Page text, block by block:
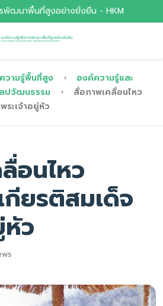
พัฒนาพื้นที่สูงอย่างยั่งยืน - HKM
วามรู้พื้นที่สูง
องค์ความรู้และ
ปวัฒนธรรม
สื่อภาพเคลื่อนไหว
ระเจ้าอยู่หัว
อนไหว
กียรติสมเด็จ
หัว